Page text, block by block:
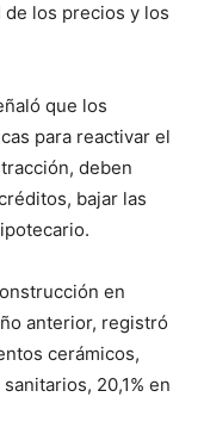
los precios y los
que los
para reactivar el
deben
bajar las
en
anterior, registró
cerámicos,
20,1% en